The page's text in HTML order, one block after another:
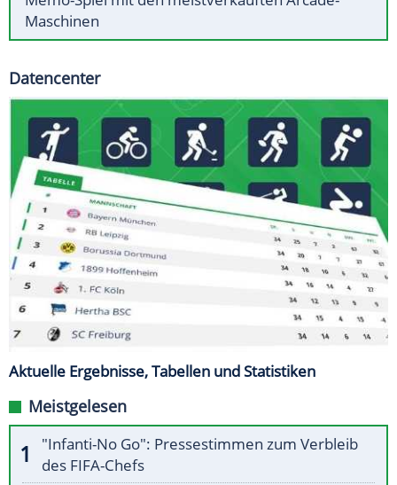
Maschinen
Datencenter
Aktuelle Ergebnisse, Tabellen und Statistiken
Meistgelesen
"Infanti-No Go": Pressestimmen zum Verbleib
des FIFA-Chefs